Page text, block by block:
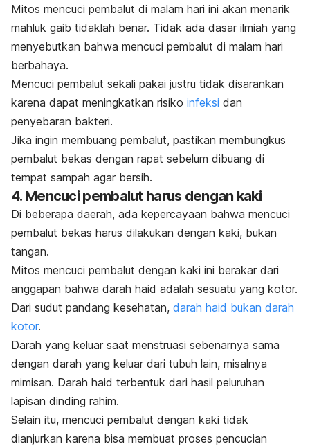
Mitos mencuci pembalut di malam hari ini akan menarik
mahluk gaib tidaklah benar. Tidak ada dasar ilmiah yang
menyebutkan bahwa mencuci pembalut di malam hari
berbahaya.
Mencuci pembalut sekali pakai justru tidak disarankan
karena dapat meningkatkan risiko infeksi dan
penyebaran bakteri.
Jika ingin membuang pembalut, pastikan membungkus
pembalut bekas dengan rapat sebelum dibuang di
tempat sampah agar bersih.
4. Mencuci pembalut harus dengan kaki
Di beberapa daerah, ada kepercayaan bahwa mencuci
pembalut bekas harus dilakukan dengan kaki, bukan
tangan.
Mitos mencuci pembalut dengan kaki ini berakar dari
anggapan bahwa darah haid adalah sesuatu yang kotor.
Dari sudut pandang kesehatan, darah haid bukan darah
kotor.
Darah yang keluar saat menstruasi sebenarnya sama
dengan darah yang keluar dari tubuh lain, misalnya
mimisan. Darah haid terbentuk dari hasil peluruhan
lapisan dinding rahim.
Selain itu, mencuci pembalut dengan kaki tidak
dianjurkan karena bisa membuat proses pencucian